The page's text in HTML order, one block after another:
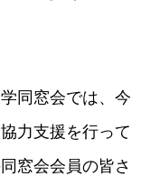
同窓会では、今
力支援を行って
窓会会員の皆さ